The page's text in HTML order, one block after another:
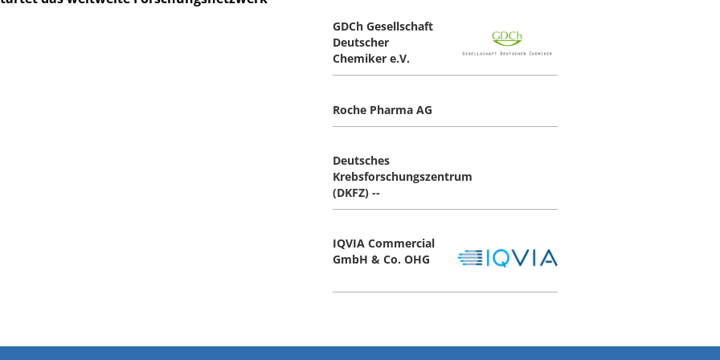
GDCh Gesellschaft
Deutscher
Chemiker e.V.
Roche Pharma AG
Deutsches
Krebsforschungszentrum
(DKFZ) --
IQVIA Commercial
GmbH & Co. OHG